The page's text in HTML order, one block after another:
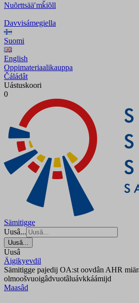
Nuõrttsääʹmǩiõll
Davvisámegiella
Suomi
English
Oppimateriaalikauppa
Čáládât
Uástuskoori
0
Sämitigge
Uusâ...
Uusâ...
Uusâ
Äigikyevdil
Sämitigge pajedij OA:st oovdân AHR
olmoošvuoigâdvuotâluávkkáámijd
Maasâd